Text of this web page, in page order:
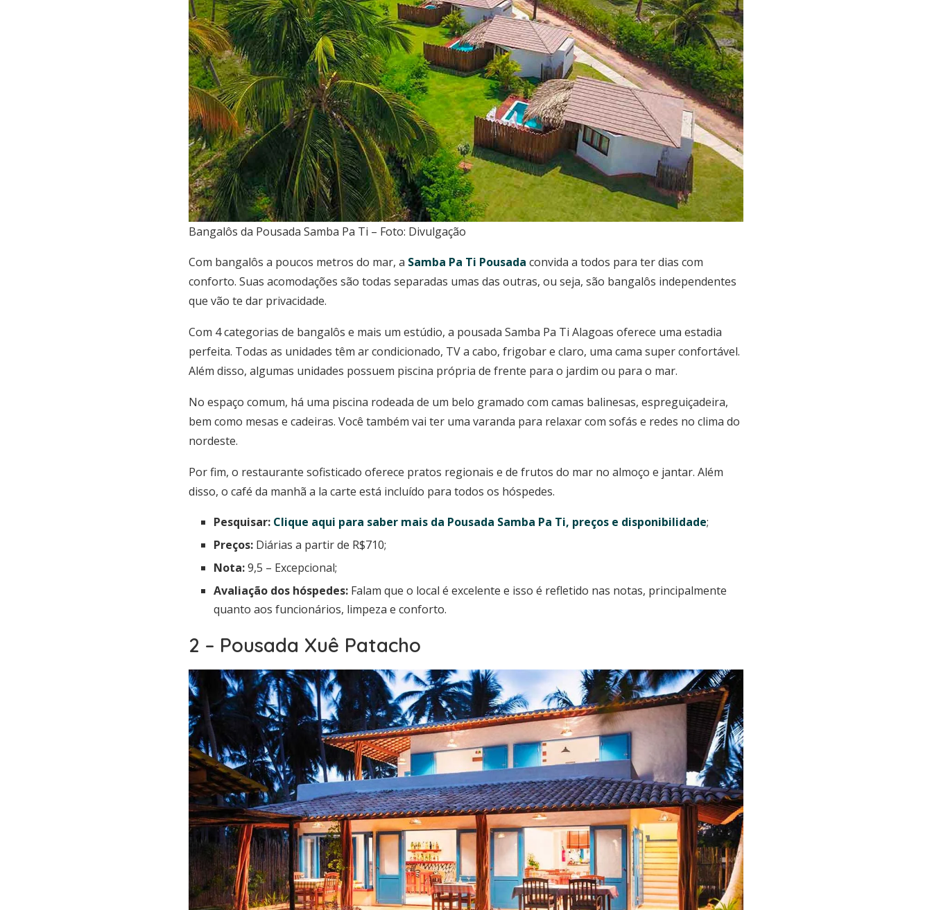
Bangalôs da Pousada Samba Pa Ti – Foto: Divulgação
Com bangalôs a poucos metros do mar, a Samba Pa Ti Pousada convida a todos para ter dias com
conforto. Suas acomodações são todas separadas umas das outras, ou seja, são bangalôs independentes
que vão te dar privacidade.
Com 4 categorias de bangalôs e mais um estúdio, a pousada Samba Pa Ti Alagoas oferece uma estadia
perfeita. Todas as unidades têm ar condicionado, TV a cabo, frigobar e claro, uma cama super confortável.
Além disso, algumas unidades possuem piscina própria de frente para o jardim ou para o mar.
No espaço comum, há uma piscina rodeada de um belo gramado com camas balinesas, espreguiçadeira,
bem como mesas e cadeiras. Você também vai ter uma varanda para relaxar com sofás e redes no clima do
nordeste.
Por fim, o restaurante sofisticado oferece pratos regionais e de frutos do mar no almoço e jantar. Além
disso, o café da manhã a la carte está incluído para todos os hóspedes.
Pesquisar: Clique aqui para saber mais da Pousada Samba Pa Ti, preços e disponibilidade;
Preços: Diárias a partir de R$710;
Nota:9,5 – Excepcional;
Avaliação dos hóspedes: Falam que o local é excelente e isso é refletido nas notas, principalmente
quanto aos funcionários, limpeza e conforto.
2 – Pousada Xuê Patacho